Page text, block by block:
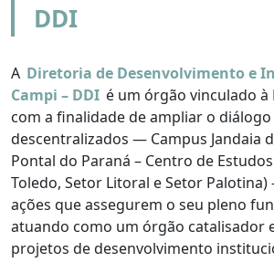
DDI
A Diretoria de Desenvolvimento e
Campi – DDI é um órgão vinculado à
com a finalidade de ampliar o
descentralizados — Campus Jandaia
Pontal do Paraná – Centro de
Toledo, Setor Litoral e Setor
ações que assegurem o seu pleno
atuando como um órgão catalisador
projetos de desenvolvimento